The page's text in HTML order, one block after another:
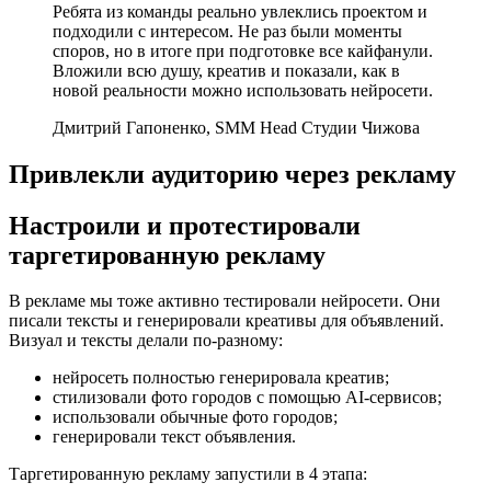
Ребята из команды реально увлеклись проектом и
подходили с интересом. Не раз были моменты
споров, но в итоге при подготовке все кайфанули.
Вложили всю душу, креатив и показали, как в
новой реальности можно использовать нейросети.
Дмитрий Гапоненко, SMM Head Студии Чижова
Привлекли аудиторию через рекламу
Настроили и протестировали
таргетированную рекламу
В рекламе мы тоже активно тестировали нейросети. Они
писали тексты и генерировали креативы для объявлений.
Визуал и тексты делали по-разному:
нейросеть полностью генерировала креатив;
стилизовали фото городов с помощью AI-сервисов;
использовали обычные фото городов;
генерировали текст объявления.
Таргетированную рекламу запустили в 4 этапа: